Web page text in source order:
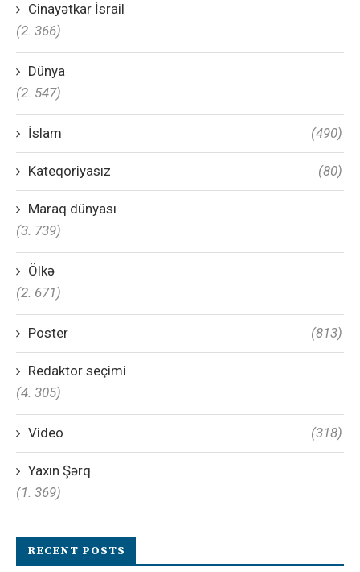
Cinayətkar İsrail
(2. 366)
Dünya
(2. 547)
İslam (490)
Kateqoriyasız (80)
Maraq dünyası
(3. 739)
Ölkə
(2. 671)
Poster (813)
Redaktor seçimi
(4. 305)
Video (318)
Yaxın Şərq
(1. 369)
RECENT POSTS